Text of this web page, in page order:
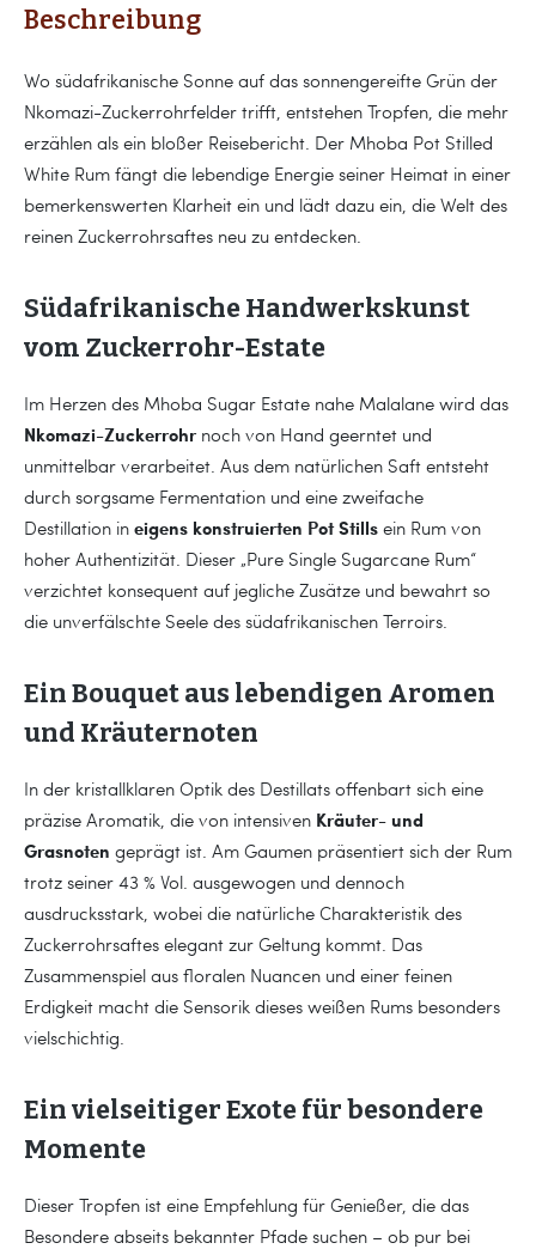
Beschreibung
Wo südafrikanische Sonne auf das sonnengereifte Grün der
Nkomazi-Zuckerrohrfelder trifft, entstehen Tropfen, die mehr
erzählen als ein bloßer Reisebericht. Der Mhoba Pot Stilled
White Rum fängt die lebendige Energie seiner Heimat in einer
bemerkenswerten Klarheit ein und lädt dazu ein, die Welt des
reinen Zuckerrohrsaftes neu zu entdecken.
Südafrikanische Handwerkskunst
vom Zuckerrohr-Estate
Im Herzen des Mhoba Sugar Estate nahe Malalane wird das
Nkomazi-Zuckerrohr noch von Hand geerntet und
unmittelbar verarbeitet. Aus dem natürlichen Saft entsteht
durch sorgsame Fermentation und eine zweifache
Destillation in eigens konstruierten Pot Stills ein Rum von
hoher Authentizität. Dieser „Pure Single Sugarcane Rum“
verzichtet konsequent auf jegliche Zusätze und bewahrt so
die unverfälschte Seele des südafrikanischen Terroirs.
Ein Bouquet aus lebendigen Aromen
und Kräuternoten
In der kristallklaren Optik des Destillats offenbart sich eine
präzise Aromatik, die von intensiven Kräuter- und
Grasnoten geprägt ist. Am Gaumen präsentiert sich der Rum
trotz seiner 43 % Vol. ausgewogen und dennoch
ausdrucksstark, wobei die natürliche Charakteristik des
Zuckerrohrsaftes elegant zur Geltung kommt. Das
Zusammenspiel aus floralen Nuancen und einer feinen
Erdigkeit macht die Sensorik dieses weißen Rums besonders
vielschichtig.
Ein vielseitiger Exote für besondere
Momente
Dieser Tropfen ist eine Empfehlung für Genießer, die das
Besondere abseits bekannter Pfade suchen – ob pur bei